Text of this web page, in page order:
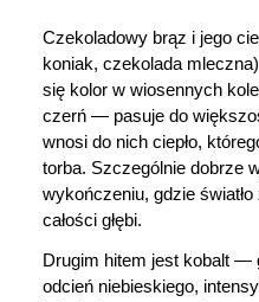
Czekoladowy brąz i jego
koniak, czekolada
się kolor w wiosennych
czerń — pasuje do
wnosi do nich ciepło,
torba. Szczególnie dobrze
wykończeniu, gdzie
całości głębi.
Drugim hitem jest kobalt —
odcień niebieskiego,